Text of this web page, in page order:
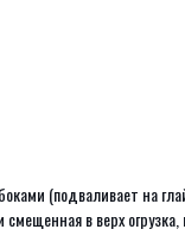
(подваливает на
в верх огрузка,